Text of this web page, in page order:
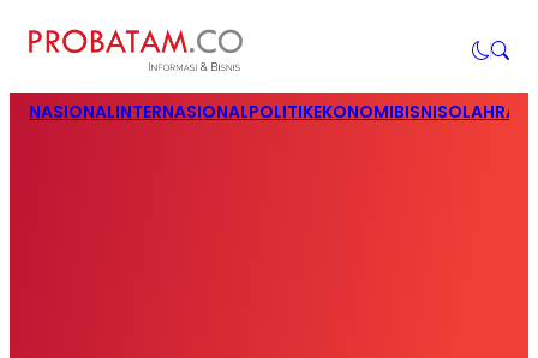
NASIONALINTERNASIONALPOLITIKEKONOMIBISNIS